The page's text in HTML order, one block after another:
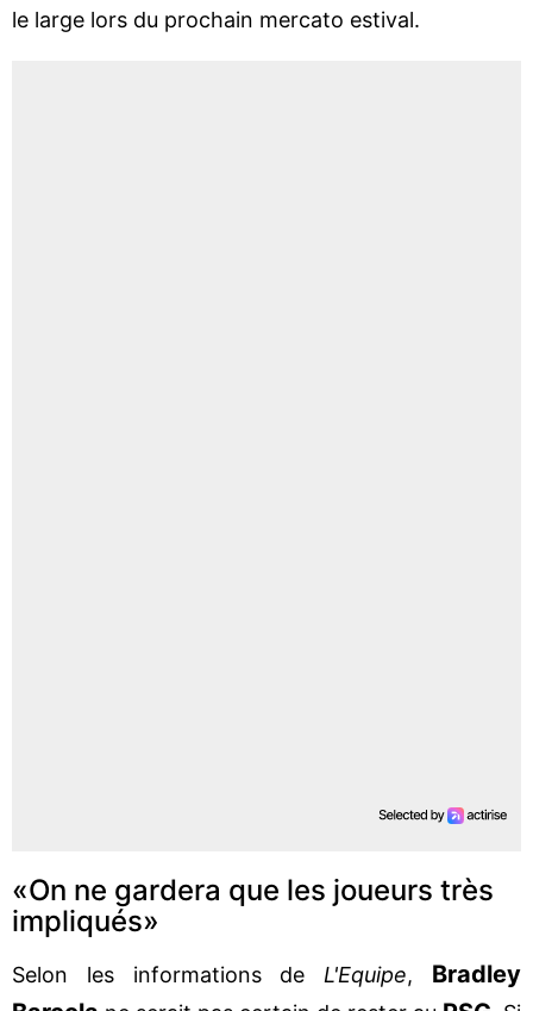
le large lors du prochain mercato estival.
«On ne gardera que les joueurs très
impliqués»
Selon les informations de L'Equipe, Bradley